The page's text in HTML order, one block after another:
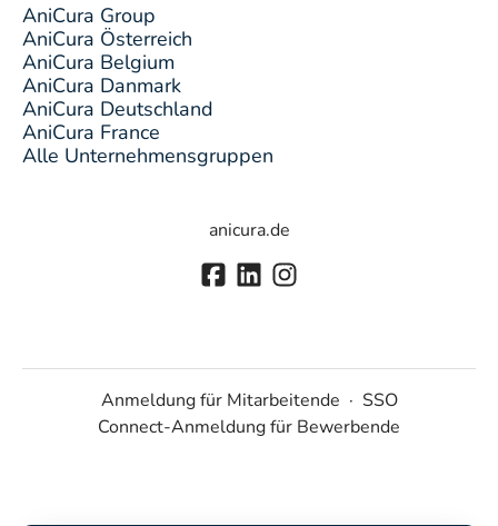
AniCura Group
AniCura Österreich
AniCura Belgium
AniCura Danmark
AniCura Deutschland
AniCura France
Alle Unternehmensgruppen
anicura.de
Anmeldung für Mitarbeitende · SSO
Connect-Anmeldung für Bewerbende